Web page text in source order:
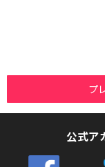
プ
公式ア